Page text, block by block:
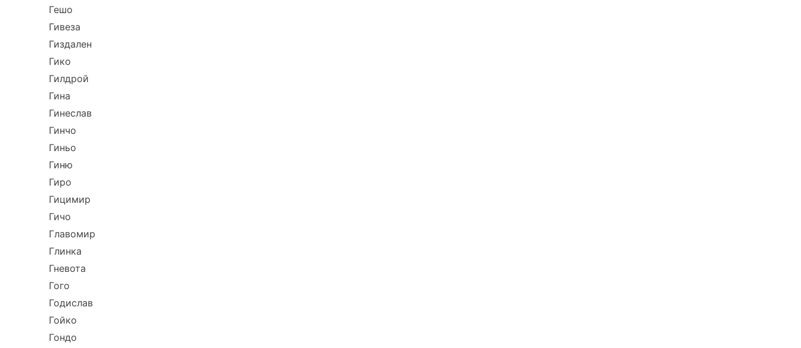
Гешо
Гивеза
Гиздален
Гико
Гилдрой
Гина
Гинеслав
Гинчо
Гиньо
Гиню
Гиро
Гицимир
Гичо
Главомир
Глинка
Гневота
Гого
Годислав
Гойко
Гондо